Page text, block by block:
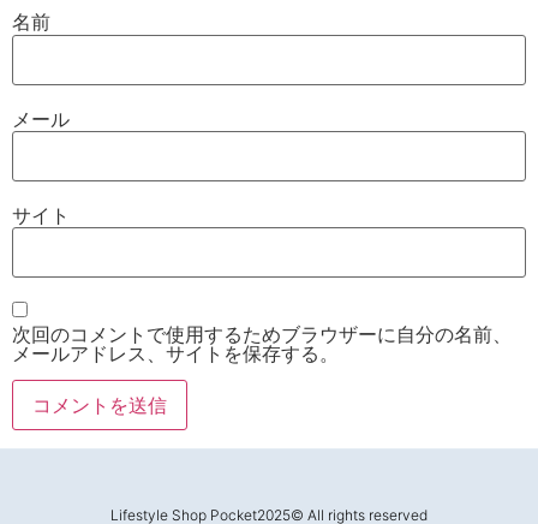
名前
メール
サイト
次回のコメントで使用するためブラウザーに自分の名前、
メールアドレス、サイトを保存する。
Lifestyle Shop Pocket2025© All rights reserved